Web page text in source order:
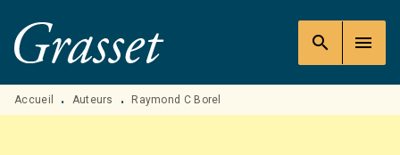
MENU RECHERCHE
PIED DE PAGE
search menu
Accueil • Auteurs • Raymond C Borel